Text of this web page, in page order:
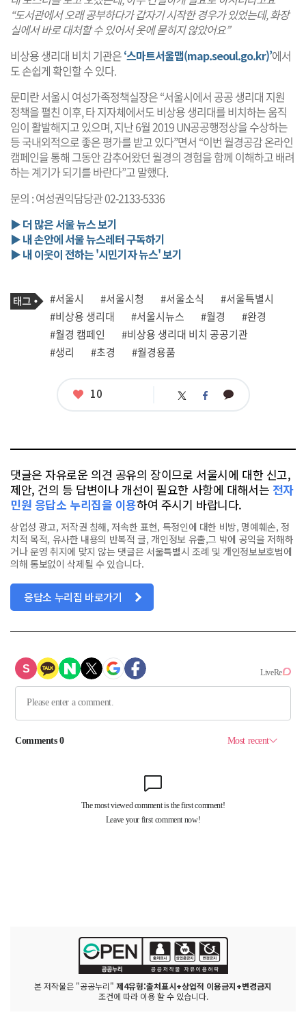
“도서관에서 오래 공부하다가 갑자기 시작한 경우가 있었는데, 화장
실에서 바로 대처할 수 있어서 옷에 묻히지 않았어요”
비상용 생리대 비치 기관은‘스마트서울맵(map.seoul.go.kr)’에서
도 손쉽게 확인할 수 있다.
문미란 서울시 여성가족정책실장은 “서울시에서 공공 생리대 지원
정책을 펼친 이후, 타 지자체에서도 비상용 생리대를 비치하는 움직
임이 활발해지고 있으며, 지난 6월 2019 UN공공행정상을 수상하는
등 국내외적으로 좋은 평가를 받고 있다”면서 “이번 월경공감 온라인
캠페인을 통해 그동안 감추어왔던 월경의 경험을 함께 이해하고 배려
하는 계기가 되기를 바란다”고 말했다.
문의 : 여성권익담당관 02-2133-5336
▶ 더 많은 서울 뉴스 보기
▶ 내 손안에 서울 뉴스레터 구독하기
▶ 내 이웃이 전하는 '시민기자 뉴스' 보기
기
사
관
련
태
그
태
그
#서울시 #서울시청 #서울소식
#서울특별시
#비상용 생리대
#서울시뉴스 #월경
#완경
#월경 캠페인
#비상용 생리대 비치 공공기관
#생리
#초경 #월경용품
좋
10 트 페 카
댓글은 자유로운 의견 공유의 장이므로 서울시에 대한 신고,
제안, 건의 등 답변이나 개선이 필요한 사항에 대해서는 전자
민원 응답소 누리집을 이용하여 주시기 바랍니다.
상업성 광고, 저작권 침해, 저속한 표현, 특정인에 대한 비방, 명예훼손, 정
치적 목적, 유사한 내용의 반복적 글, 개인정보 유출,그 밖에 공익을 저해하
거나 운영 취지에 맞지 않는 댓글은 서울특별시 조례 및 개인정보보호법에
의해 통보없이 삭제될 수 있습니다.
응답소 누리집 바로가기
본 저작물은 "공공누리" 제4유형:출처표시+상업적 이용금지+변경금지
조건에 따라 이용 할 수 있습니다.